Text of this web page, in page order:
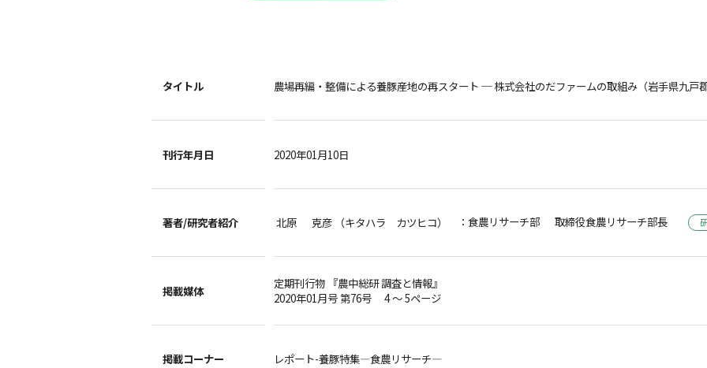
タイトル 農場再編・整備による養豚産地の再スタート ─ 株式会社のだファームの取組み（岩手県九戸
刊行年月日 2020年01月10日
著者/研究者紹介 北原 克彦 （キタハラ カツヒコ） ：食農リサーチ部 取締役食農リサーチ部長
掲載媒体
定期刊行物 『農中総研 調査と情報』
2020年01月号 第76号 4 ～ 5ページ
掲載コーナー レポート-養豚特集―食農リサーチ―